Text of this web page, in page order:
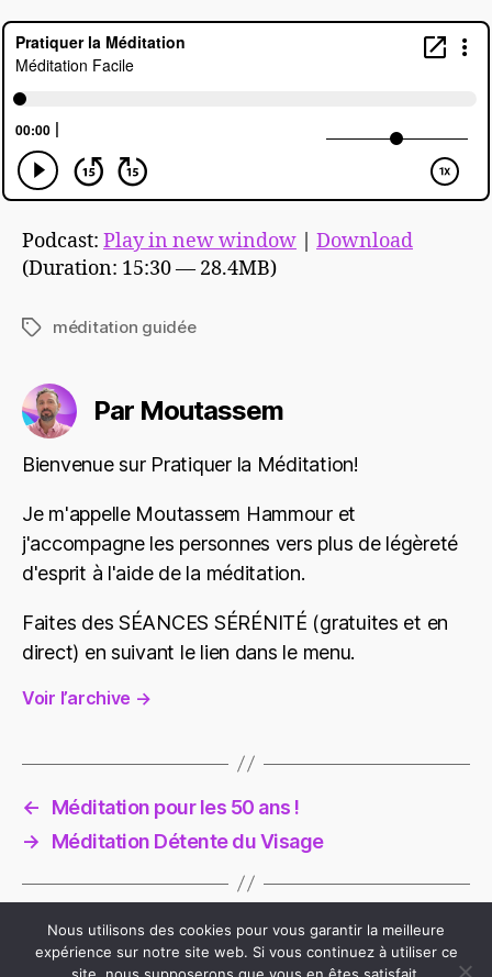
Podcast: Play in new window
Download
(Duration: 15:30 — 28.4MB)
Étiquettes
méditation guidée
Par Moutassem
Bienvenue sur Pratiquer la Méditation!
Je m'appelle Moutassem Hammour et
j'accompagne les personnes vers plus de légèreté
d'esprit à l'aide de la méditation.
Faites des SÉANCES SÉRÉNITÉ (gratuites et en
direct) en suivant le lien dans le menu.
Voir l’archive →
←
Méditation pour les 50 ans !
→
Méditation Détente du Visage
Nous utilisons des cookies pour vous garantir la meilleure
expérience sur notre site web. Si vous continuez à utiliser ce